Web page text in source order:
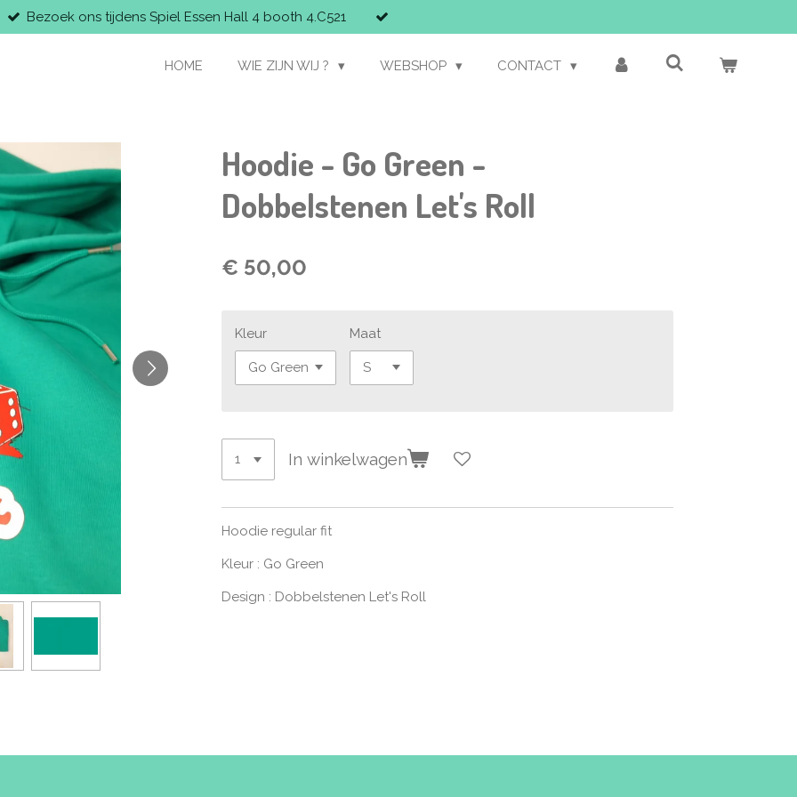
Bezoek ons tijdens Spiel Essen Hall 4 booth 4.C521
HOME WIE ZIJN WIJ ? WEBSHOP CONTACT
Hoodie - Go Green -
Dobbelstenen Let's Roll
€ 50,00
Kleur Maat
In winkelwagen
Hoodie regular fit
Kleur : Go Green
Design : Dobbelstenen Let's Roll